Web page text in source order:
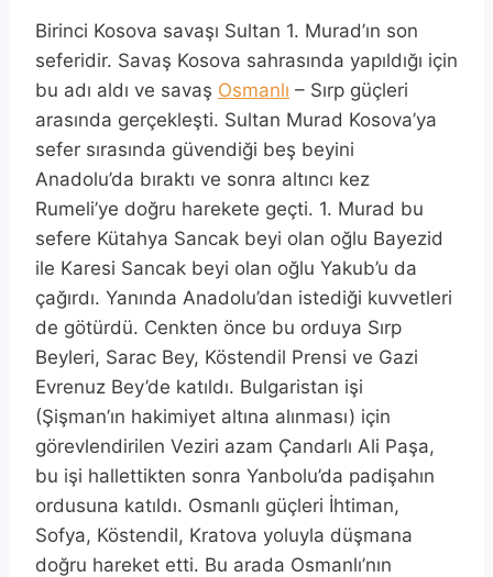
Birinci Kosova savaşı Sultan 1. Murad’ın son
seferidir. Savaş Kosova sahrasında yapıldığı için
bu adı aldı ve savaş Osmanlı – Sırp güçleri
arasında gerçekleşti. Sultan Murad Kosova’ya
sefer sırasında güvendiği beş beyini
Anadolu’da bıraktı ve sonra altıncı kez
Rumeli’ye doğru harekete geçti. 1. Murad bu
sefere Kütahya Sancak beyi olan oğlu Bayezid
ile Karesi Sancak beyi olan oğlu Yakub’u da
çağırdı. Yanında Anadolu’dan istediği kuvvetleri
de götürdü. Cenkten önce bu orduya Sırp
Beyleri, Sarac Bey, Köstendil Prensi ve Gazi
Evrenuz Bey’de katıldı. Bulgaristan işi
(Şişman’ın hakimiyet altına alınması) için
görevlendirilen Veziri azam Çandarlı Ali Paşa,
bu işi hallettikten sonra Yanbolu’da padişahın
ordusuna katıldı. Osmanlı güçleri İhtiman,
Sofya, Köstendil, Kratova yoluyla düşmana
doğru hareket etti. Bu arada Osmanlı’nın